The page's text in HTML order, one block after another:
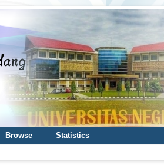
Browse
Statistics